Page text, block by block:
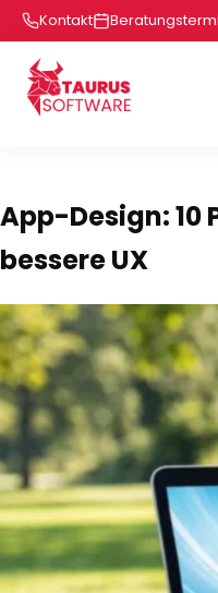
Kontakt
App-Design: 10
bessere UX